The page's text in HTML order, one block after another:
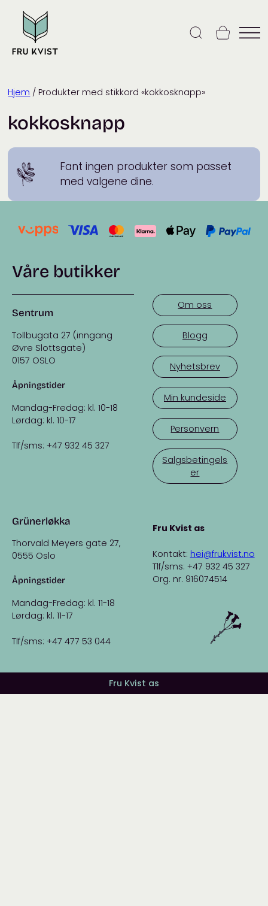
content
Hjem / Produkter med stikkord «kokkosknapp»
kokkosknapp
Fant ingen produkter som passet
med valgene dine.
Våre butikker
Sentrum
Tollbugata 27 (inngang
Øvre Slottsgate)
0157 OSLO
Åpningstider
Mandag-Fredag: kl. 10-18
Lørdag: kl. 10-17
Tlf/sms: +47 932 45 327
Grünerløkka
Thorvald Meyers gate 27,
0555 Oslo
Åpningstider
Mandag-Fredag: kl. 11-18
Lørdag: kl. 11-17
Tlf/sms: +47 477 53 044
Om oss
Blogg
Nyhetsbrev
Min kundeside
Personvern
Salgsbetingels
er
Fru Kvist as
Kontakt: hei@frukvist.no
Tlf/sms: +47 932 45 327
Org. nr. 916074514
Fru Kvist as